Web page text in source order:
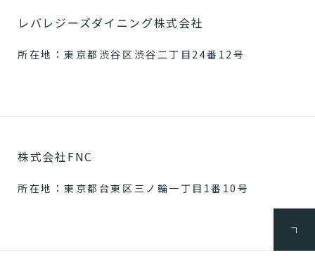
レバレジーズダイニング株式会社
所在地：東京都渋谷区渋谷二丁目24番12号
株式会社FNC
所在地：東京都台東区三ノ輪一丁目1番10号